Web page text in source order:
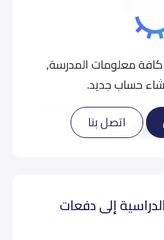
معلومات المدرسة,
حساب جديد.
اتصل بنا المزيد
إلى دفعات